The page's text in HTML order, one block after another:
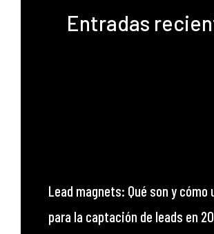
Entradas
Lead magnets: Qué son y cómo
para la captación de leads en